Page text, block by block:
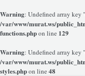
Warning: Undefined array
/var/www/murat.ws/
functions.phpon line 129
Warning: Undefined array key
/var/www/murat.ws/
styles.phpon line 48